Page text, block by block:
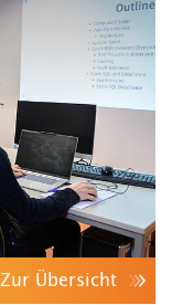
Zur Übersicht